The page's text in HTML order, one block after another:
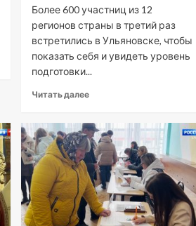
Более 600 участниц из 12
регионов страны в третий раз
встретились в Ульяновске, чтобы
показать себя и увидеть уровень
подготовки...
Читать далее